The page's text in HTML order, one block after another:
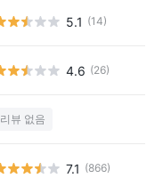
5.1 (14)
4.6 (26)
리뷰 없음
7.1 (866)